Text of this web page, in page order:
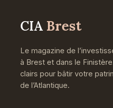
CIA Brest
Le magazine de
à Brest et dans le
clairs pour bâtir votre
de l’Atlantique.